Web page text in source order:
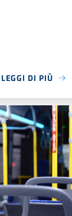
LEGGI DI PIÙ